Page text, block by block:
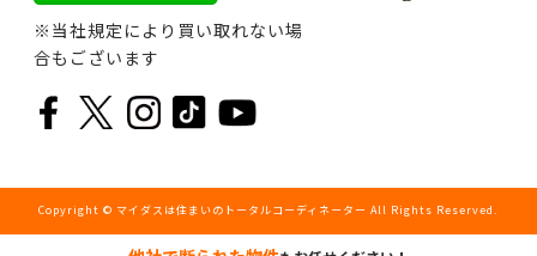
※当社規定により買い取れない場
合もございます
Copyright © マイダスは住まいのトータルコーディネーター All Rights Reserved.